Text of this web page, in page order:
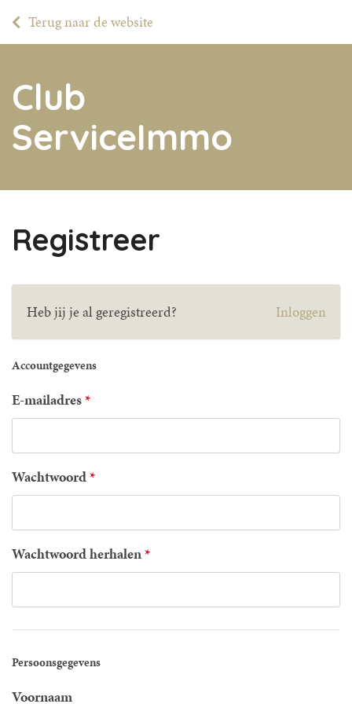
Terug naar de website
Club
ServiceImmo
Registreer
Heb jij je al geregistreerd? Inloggen
Accountgegevens
E-mailadres
Wachtwoord
Wachtwoord herhalen
Persoonsgegevens
Voornaam